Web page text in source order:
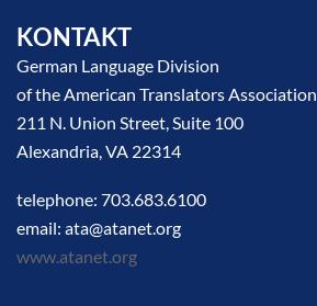
KONTAKT
German Language Division
of the American Translators Association
211 N. Union Street, Suite 100
Alexandria, VA 22314
telephone: 703.683.6100
email: ata@atanet.org
www.atanet.org